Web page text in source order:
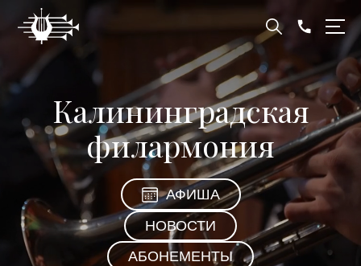
Калининградская
филармония
АФИША
НОВОСТИ
АБОНЕМЕНТЫ